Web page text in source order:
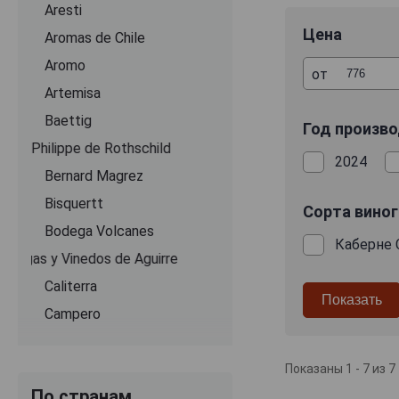
Aresti
Aromas de Chile
Aromo
Artemisa
Baettig
Baron Philippe de Rothschild
Bernard Magrez
Bisquertt
Bodega Volcanes
Bodegas y Vinedos de Aguirre
Caliterra
Campero
смородины,
подходят для
лёгким
Цена
от
Год
2024
Сорта
Каберне
Показаны 1 - 7 из 7